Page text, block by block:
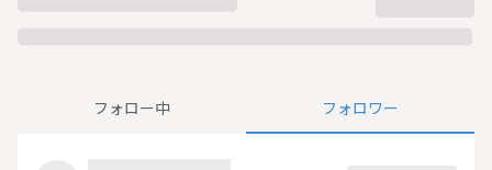
フォロー中 フォロワー